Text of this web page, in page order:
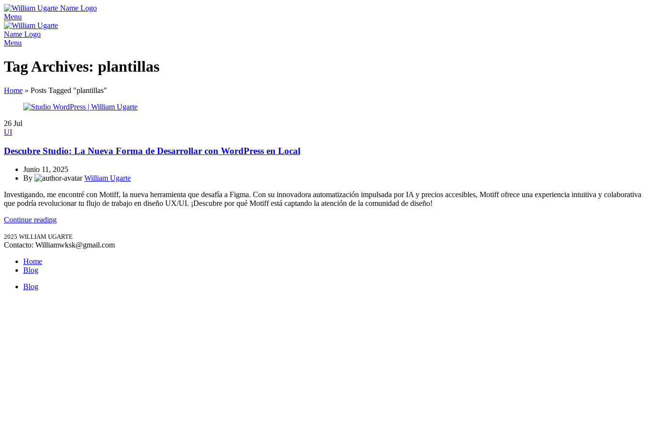
Menu
Menu
Tag Archives: plantillas
Home » Posts Tagged "plantillas"
26 Jul
UI
Descubre Studio: La Nueva Forma de Desarrollar con WordPress en Local
Junio 11, 2025
By
William Ugarte
Investigando, me encontré con Motiff, la nueva herramienta que desafía a Figma. Con su innovadora automatización impulsada por IA y precios accesibles, Motiff ofrece una experiencia intuitiva y colaborativa
que podría revolucionar tu flujo de trabajo en diseño UX/UI. ¡Descubre por qué Motiff está captando la atención de la comunidad de diseño!
Continue reading
2025 WILLIAM UGARTE
Contacto: Williamwksk@gmail.com
Home
Blog
Blog